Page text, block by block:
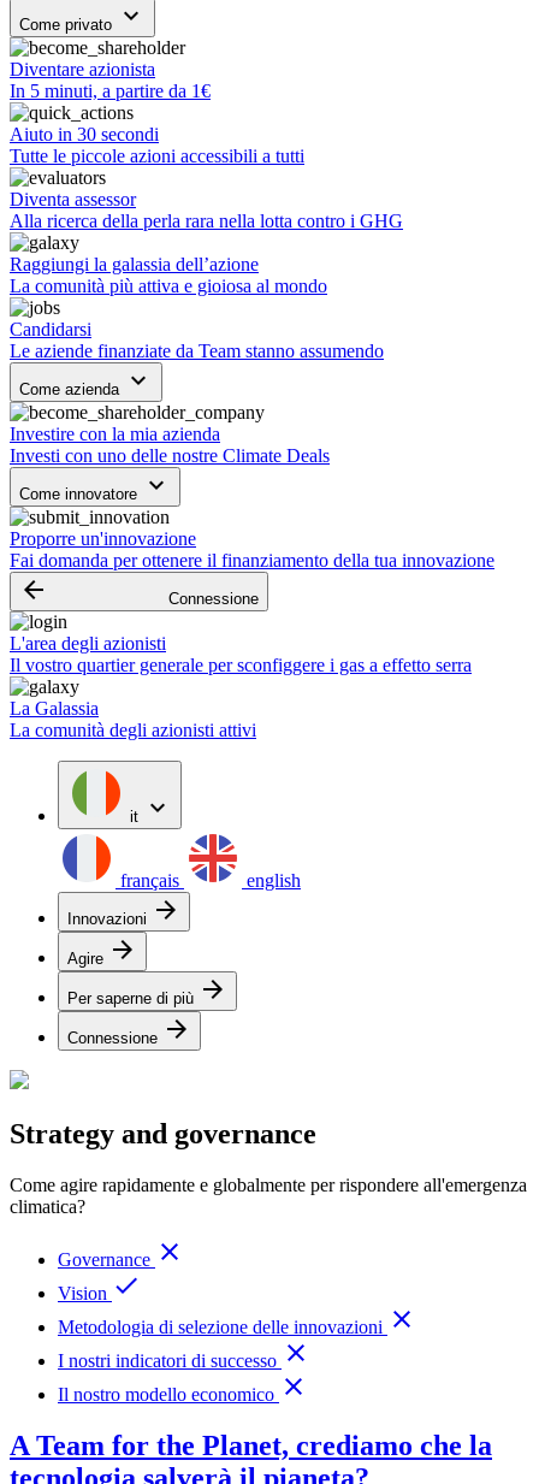
Come privato keyboard_arrow_down
Diventare azionista
In 5 minuti, a partire da 1€
Aiuto in 30 secondi
Tutte le piccole azioni accessibili a tutti
Diventa assessor
Alla ricerca della perla rara nella lotta contro i GHG
Raggiungi la galassia dell’azione
La comunità più attiva e gioiosa al mondo
Candidarsi
Le aziende finanziate da Team stanno assumendo
Come azienda keyboard_arrow_down
Investire con la mia azienda
Investi con uno delle nostre Climate Deals
Come innovatore keyboard_arrow_down
Proporre un'innovazione
Fai domanda per ottenere il finanziamento della tua innovazione
arrow_backward Connessione
L'area degli azionisti
Il vostro quartier generale per sconfiggere i gas a effetto serra
La Galassia
La comunità degli azionisti attivi
it expand_more
français english
Innovazioni arrow_forward
Agire arrow_forward
Per saperne di più arrow_forward
Connessione arrow_forward
Strategy and governance
Come agire rapidamente e globalmente per rispondere all'emergenza
climatica?
Governance close
Vision done
Metodologia di selezione delle innovazioni close
I nostri indicatori di successo close
Il nostro modello economico close
A Team for the Planet, crediamo che la
tecnologia salverà il pianeta?